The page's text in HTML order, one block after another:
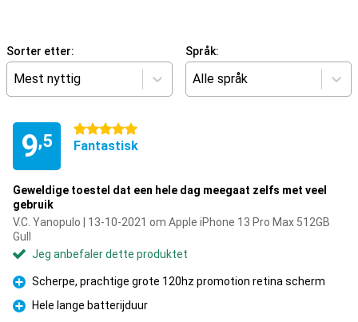
Sorter etter:
Mest nyttig
Språk:
Alle språk
9,5
5 stjerner
Fantastisk
Geweldige toestel dat een hele dag meegaat zelfs met veel
gebruik
V.C. Yanopulo | 13-10-2021 om Apple iPhone 13 Pro Max 512GB
Gull
Jeg anbefaler dette produktet
Fordel
Scherpe, prachtige grote 120hz promotion retina scherm
Fordel
Hele lange batterijduur